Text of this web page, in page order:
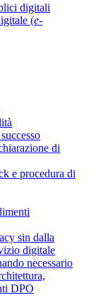
digitali
(e-
di
e procedura di
sin dalla
digitale
necessario
DPO